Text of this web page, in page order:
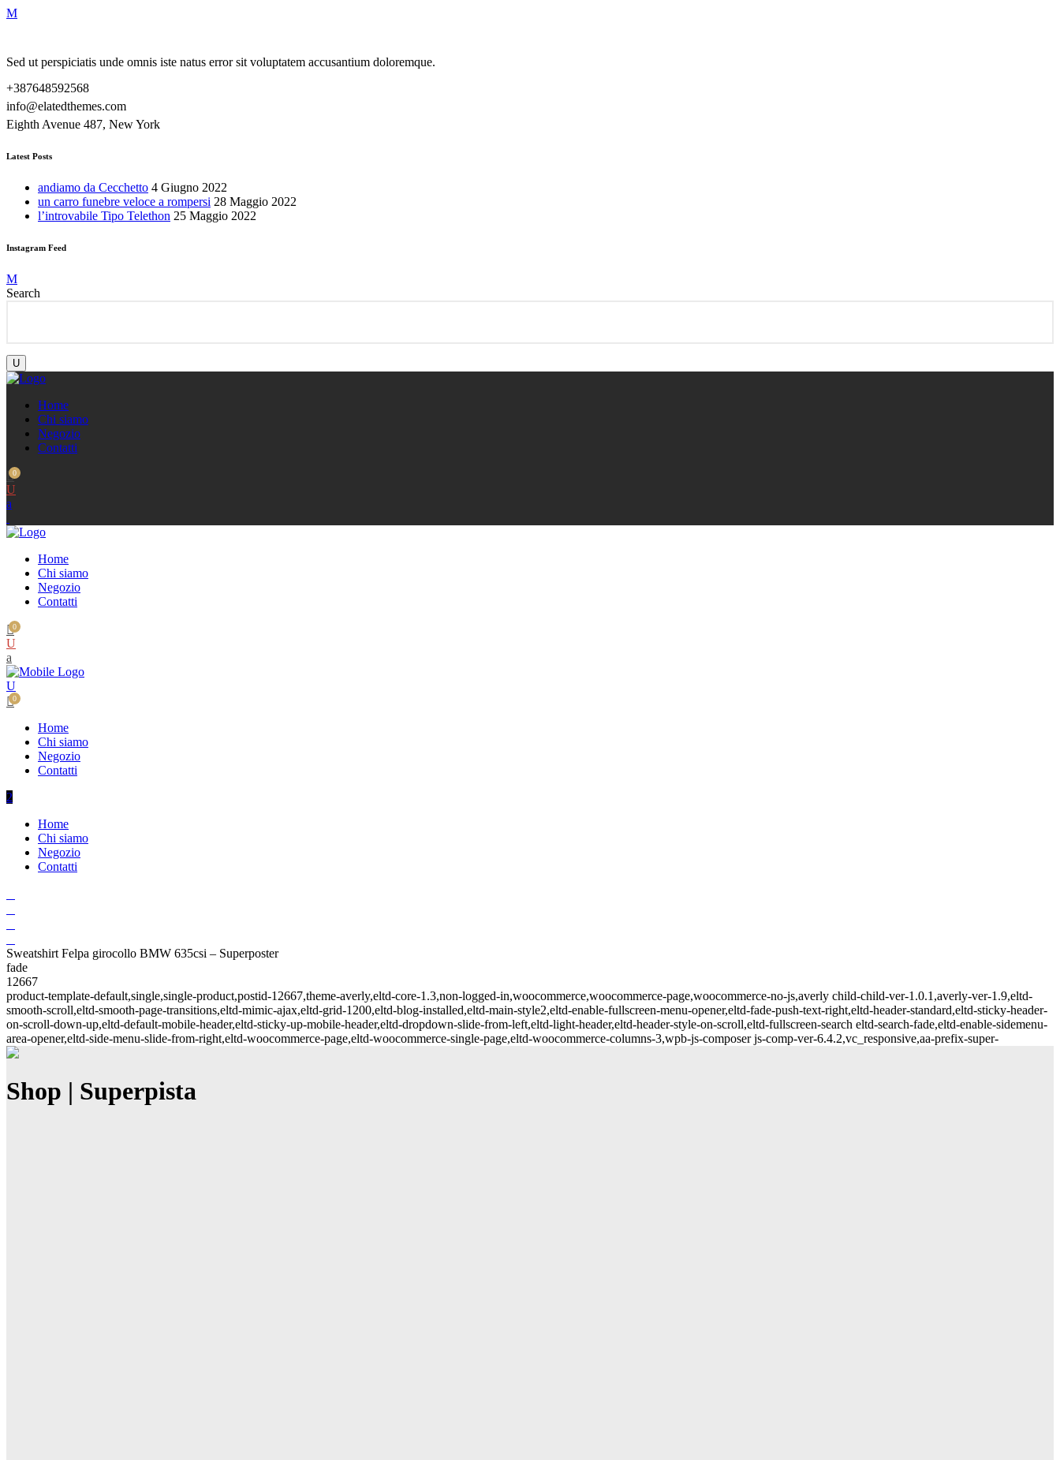
Sed ut perspiciatis unde omnis iste natus error sit voluptatem accusantium doloremque.
+387648592568
info@elatedthemes.com
Eighth Avenue 487, New York
Latest Posts
andiamo da Cecchetto 4 Giugno 2022
un carro funebre veloce a rompersi 28 Maggio 2022
l’introvabile Tipo Telethon 25 Maggio 2022
Instagram Feed
Search
Home
Chi siamo
Negozio
Contatti
0
Home
Chi siamo
Negozio
Contatti
0
0
Home
Chi siamo
Negozio
Contatti
Home
Chi siamo
Negozio
Contatti
Sweatshirt Felpa girocollo BMW 635csi – Superposter
fade
12667
product-template-default,single,single-product,postid-12667,theme-averly,eltd-core-1.3,non-logged-in,woocommerce,woocommerce-page,woocommerce-no-js,averly child-child-ver-1.0.1,averly-ver-1.9,eltd-
smooth-scroll,eltd-smooth-page-transitions,eltd-mimic-ajax,eltd-grid-1200,eltd-blog-installed,eltd-main-style2,eltd-enable-fullscreen-menu-opener,eltd-fade-push-text-right,eltd-header-standard,eltd-sticky-header-
on-scroll-down-up,eltd-default-mobile-header,eltd-sticky-up-mobile-header,eltd-dropdown-slide-from-left,eltd-light-header,eltd-header-style-on-scroll,eltd-fullscreen-search eltd-search-fade,eltd-enable-sidemenu-
area-opener,eltd-side-menu-slide-from-right,eltd-woocommerce-page,eltd-woocommerce-single-page,eltd-woocommerce-columns-3,wpb-js-composer js-comp-ver-6.4.2,vc_responsive,aa-prefix-super-
Shop | Superpista